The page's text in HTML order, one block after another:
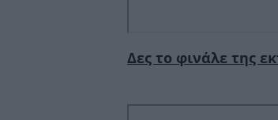
Δες το φινάλε της